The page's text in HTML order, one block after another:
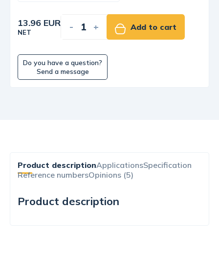
13.96 EUR
NET - + Add to cart
Do you have a question?
Send a message
Product descriptionApplicationsSpecification
Reference numbersOpinions (5)
Product description